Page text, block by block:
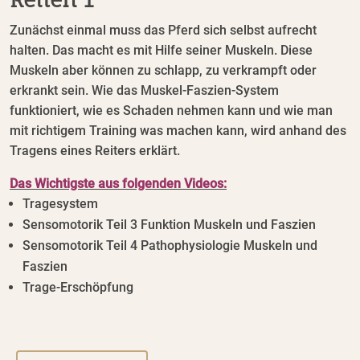
Zunächst einmal muss das Pferd sich selbst aufrecht
halten. Das macht es mit Hilfe seiner Muskeln. Diese
Muskeln aber können zu schlapp, zu verkrampft oder
erkrankt sein. Wie das Muskel-Faszien-System
funktioniert, wie es Schaden nehmen kann und wie man
mit richtigem Training was machen kann, wird anhand des
Tragens eines Reiters erklärt.
Das Wichtigste aus folgenden Videos:
Tragesystem
Sensomotorik Teil 3 Funktion Muskeln und Faszien
Sensomotorik Teil 4 Pathophysiologie Muskeln und
Faszien
Trage-Erschöpfung